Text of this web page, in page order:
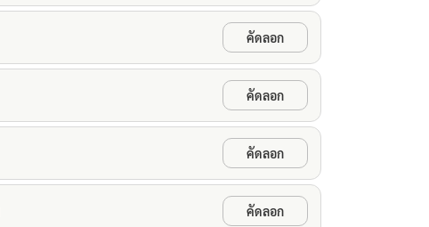
คัดลอก
คัดลอก
คัดลอก
คัดลอก